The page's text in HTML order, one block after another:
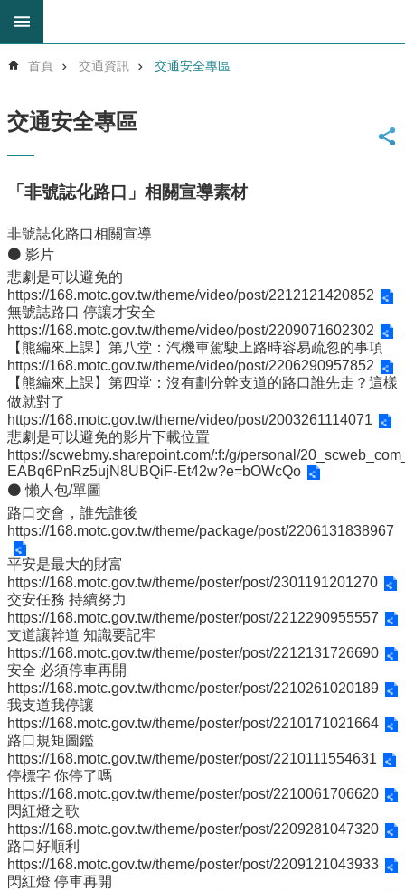
跳到主要內容區塊
階
搜
首
頁
站
導
覽
雲
林
縣
教
育
網
校
網
登
入
平
台
校
園
公
告
主
選
單
認
識
本
校
行
政
單
位
學
首頁 交通資訊 交通安全專區
交通安全專區
「非號誌化路口」相關宣導素材
非號誌化路口相關宣導
⚫ 影片
悲劇是可以避免的
https://168.motc.gov.tw/theme/video/post/2212121420852
無號誌路口 停讓才安全
https://168.motc.gov.tw/theme/video/post/2209071602302
【熊編來上課】第八堂：汽機車駕駛上路時容易疏忽的事項
https://168.motc.gov.tw/theme/video/post/2206290957852
【熊編來上課】第四堂：沒有劃分幹支道的路口誰先走？這樣
做就對了
https://168.motc.gov.tw/theme/video/post/2003261114071
悲劇是可以避免的影片下載位置
https://scwebmy.sharepoint.com/:f:/g/personal/
EABq6PnRz5ujN8UBQiF-Et42w?e=bOWcQo
⚫ 懶人包/單圖
路口交會，誰先誰後
https://168.motc.gov.tw/theme/package/post/2206131838967
平安是最大的財富
https://168.motc.gov.tw/theme/poster/post/2301191201270
交安任務 持續努力
https://168.motc.gov.tw/theme/poster/post/2212290955557
支道讓幹道 知識要記牢
https://168.motc.gov.tw/theme/poster/post/2212131726690
安全 必須停車再開
https://168.motc.gov.tw/theme/poster/post/2210261020189
我支道我停讓
https://168.motc.gov.tw/theme/poster/post/2210171021664
路口規矩圖鑑
https://168.motc.gov.tw/theme/poster/post/2210111554631
停標字 你停了嗎
https://168.motc.gov.tw/theme/poster/post/2210061706620
閃紅燈之歌
https://168.motc.gov.tw/theme/poster/post/2209281047320
路口好順利
https://168.motc.gov.tw/theme/poster/post/2209121043933
閃紅燈 停車再開